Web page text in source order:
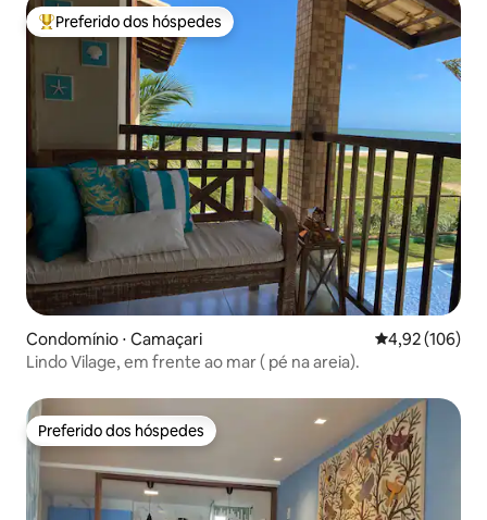
Entre os melhores preferidos dos hóspedes
Preferido dos hóspedes
Condomínio ⋅ Camaçari 4,92 de uma
4,92 (106)
Lindo Vilage, em frente ao mar ( pé na areia).
Preferido dos hóspedes
Preferido dos hóspedes